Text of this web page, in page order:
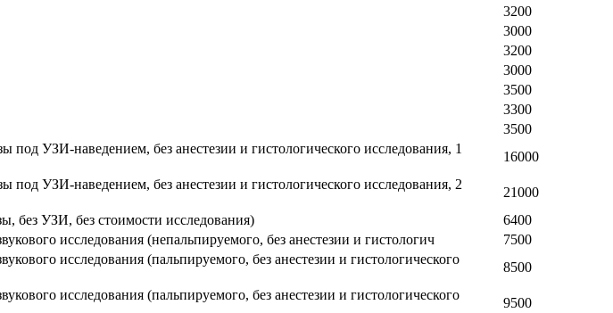
3200
3000
3200
3000
3500
3300
3500
УЗИ-наведением, без анестезии и гистологического исследования, 1
16000
УЗИ-наведением, без анестезии и гистологического исследования, 2
21000
без УЗИ, без стоимости исследования)
6400
исследования (непальпируемого, без анестезии и гистологич
7500
исследования (пальпируемого, без анестезии и гистологического
8500
исследования (пальпируемого, без анестезии и гистологического
9500